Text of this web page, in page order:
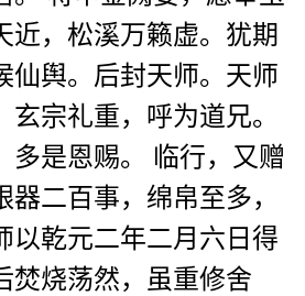
近，松溪万籁虚。犹期
仙舆。后封天师。天师
玄宗礼重，呼为道兄。
多是恩赐。 临行，又赠
二百事，绵帛至多，
以乾元二年二月六日得
焚烧荡然，虽重修舍